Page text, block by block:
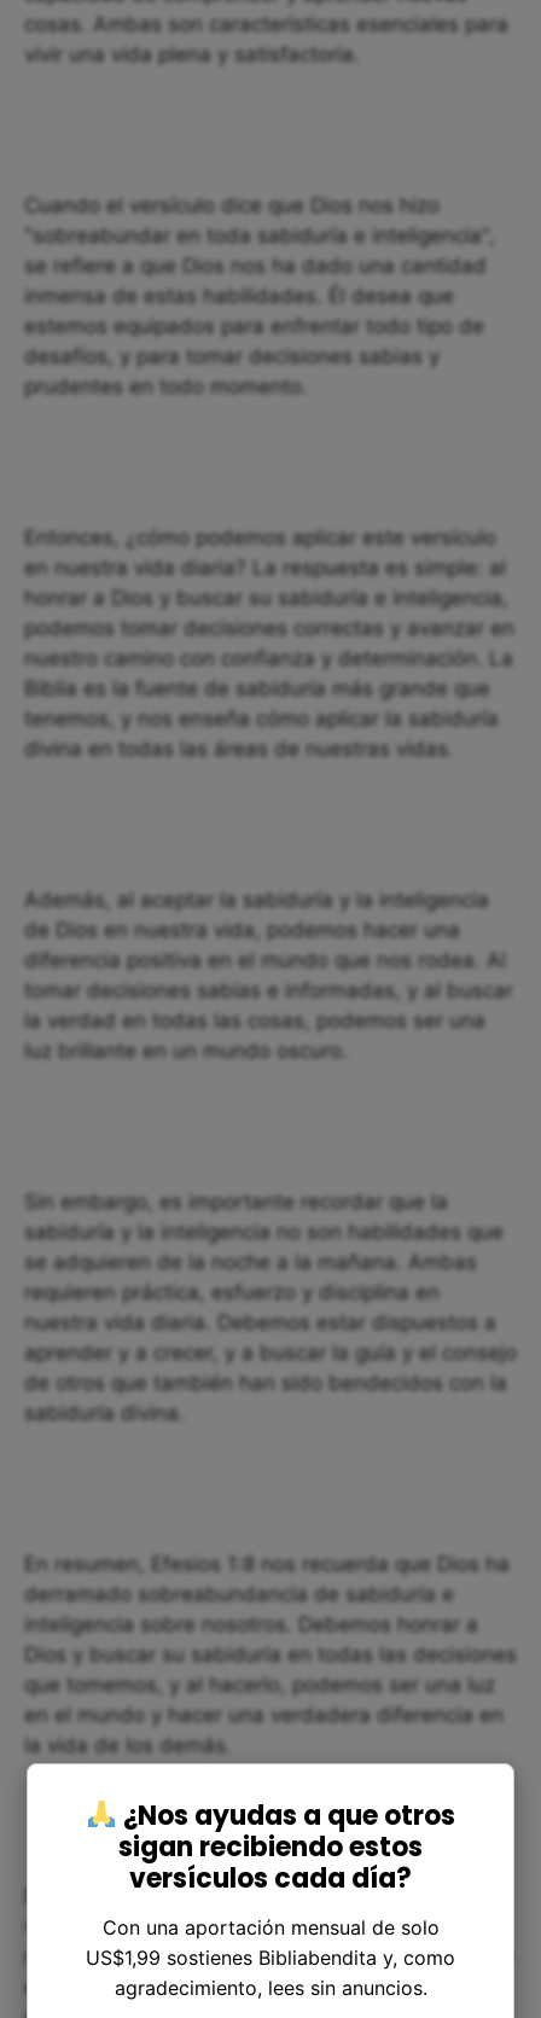
cosas. Ambas son características esenciales para
vivir una vida plena y satisfactoria.
Cuando el versículo dice que Dios nos hizo
"sobreabundar en toda sabiduría e inteligencia",
se refiere a que Dios nos ha dado una cantidad
inmensa de estas habilidades. Él desea que
estemos equipados para enfrentar todo tipo de
desafíos, y para tomar decisiones sabias y
prudentes en todo momento.
Entonces, ¿cómo podemos aplicar este versículo
en nuestra vida diaria? La respuesta es simple: al
honrar a Dios y buscar su sabiduría e inteligencia,
podemos tomar decisiones correctas y avanzar en
nuestro camino con confianza y determinación. La
Biblia es la fuente de sabiduría más grande que
tenemos, y nos enseña cómo aplicar la sabiduría
divina en todas las áreas de nuestras vidas.
Además, al aceptar la sabiduría y la inteligencia
de Dios en nuestra vida, podemos hacer una
diferencia positiva en el mundo que nos rodea. Al
tomar decisiones sabias e informadas, y al buscar
la verdad en todas las cosas, podemos ser una
luz brillante en un mundo oscuro.
Sin embargo, es importante recordar que la
sabiduría y la inteligencia no son habilidades que
se adquieren de la noche a la mañana. Ambas
requieren práctica, esfuerzo y disciplina en
nuestra vida diaria. Debemos estar dispuestos a
aprender y a crecer, y a buscar la guía y el consejo
de otros que también han sido bendecidos con la
sabiduría divina.
En resumen, Efesios 1:8 nos recuerda que Dios ha
derramado sobreabundancia de sabiduría e
inteligencia sobre nosotros. Debemos honrar a
Dios y buscar su sabiduría en todas las decisiones
que tomemos, y al hacerlo, podemos ser una luz
en el mundo y hacer una verdadera diferencia en
la vida de los demás.
vida plena y satisfactoria. Ahora depende de
nosotros buscar y aplicar sabiamente su sabiduría
e inteligencia en nuestra vida cotidiana. ¡Que
¿Nos ayudas a que otros
sigan recibiendo estos
versículos cada día?
Con una aportación mensual de solo
US$1,99 sostienes Bibliabendita y, como
agradecimiento, lees sin anuncios.